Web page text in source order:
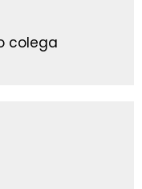
colega